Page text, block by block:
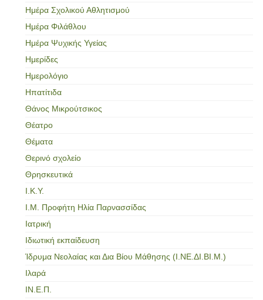
Ημέρα Σχολικού Αθλητισμού
Ημέρα Φιλάθλου
Ημέρα Ψυχικής Υγείας
Ημερίδες
Ημερολόγιο
Ηπατίτιδα
Θάνος Μικρούτσικος
Θέατρο
Θέματα
Θερινό σχολείο
Θρησκευτικά
Ι.Κ.Υ.
Ι.Μ. Προφήτη Ηλία Παρνασσίδας
Ιατρική
Ιδιωτική εκπαίδευση
Ίδρυμα Νεολαίας και Δια Βίου Μάθησης (Ι.ΝΕ.ΔΙ.ΒΙ.Μ.)
Ιλαρά
ΙΝ.Ε.Π.